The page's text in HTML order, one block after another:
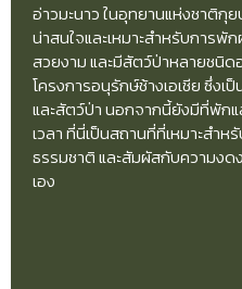
อ่าวมะนาว ในอุทยานแห่งชาติกุ
น่าสนใจและเหมาะสำหรับการ
สวยงาม และมีสัตว์ป่าหลายชนิด
โครงการอนุรักษ์ช้างเอเชีย ซึ่งเ
และสัตว์ป่า นอกจากนี้ยังมีที่พัก
เวลา ที่นี่เป็นสถานที่ที่เหมาะสำ
ธรรมชาติ และสัมผัสกับความง
เอง